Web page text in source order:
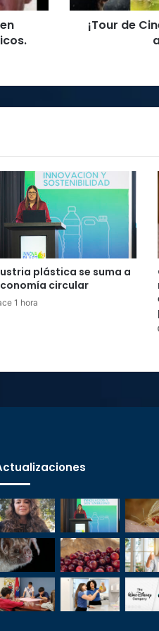
Costa
Rica!¡Tour de
plástica se suma a
circular
1 hora